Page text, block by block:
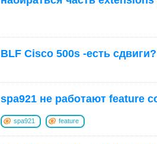
BLF Cisco 500s -есть сдвиги?
spa921 не работают feature
spa921 feature